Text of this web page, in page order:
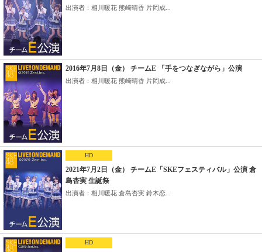
出演者：相川暖花 熊崎晴香 片岡成...
2016年7月8日（金） チームE 「手をつなぎながら」公演
出演者：相川暖花 熊崎晴香 片岡成...
HD
2021年7月2日（金） チームE「SKEフェスティバル」公演 倉
島杏実 生誕祭
出演者：相川暖花 倉島杏実 鈴木恋...
HD